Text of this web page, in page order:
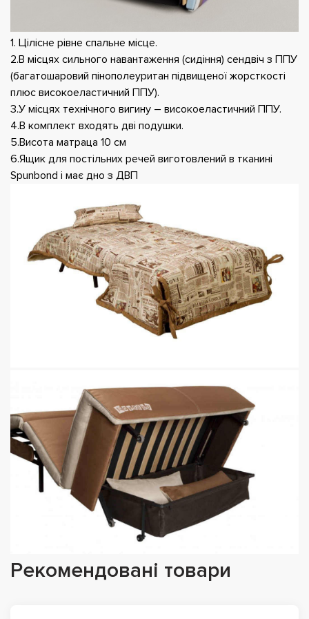
1. Цілісне рівне спальне місце.
2.В місцях сильного навантаження (сидіння) сендвіч з ППУ
(багатошаровий пінополеуритан підвищеної жорсткості
плюс високоеластичний ППУ).
3.У місцях технічного вигину – високоеластичний ППУ.
4.В комплект входять дві подушки.
5.Висота матраца 10 см
6.Ящик для постільних речей виготовлений в тканині
Spunbond і має дно з ДВП
Рекомендовані товари